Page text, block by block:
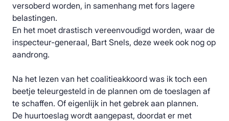
versoberd worden, in samenhang met fors lagere
belastingen.
En het moet drastisch vereenvoudigd worden, waar de
inspecteur-generaal, Bart Snels, deze week ook nog op
aandrong.
Na het lezen van het coalitieakkoord was ik toch een
beetje teleurgesteld in de plannen om de toeslagen af
te schaffen. Of eigenlijk in het gebrek aan plannen.
De huurtoeslag wordt aangepast, doordat er met